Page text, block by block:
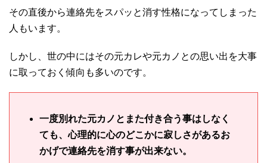
その直後から連絡先をスパッと消す性格になってしまった
人もいます。
しかし、世の中にはその元カレや元カノとの思い出を大事
に取っておく傾向も多いのです。
一度別れた元カノとまた付き合う事はしなく
ても、心理的に心のどこかに寂しさがあるお
かげで連絡先を消す事が出来ない。